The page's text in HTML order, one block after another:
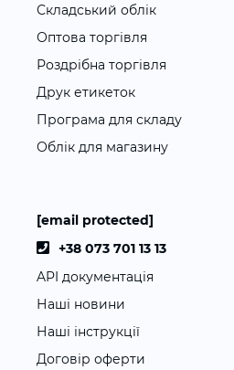
Складський облік
Оптова торгівля
Роздрібна торгівля
Друк етикеток
Програма для складу
Облік для магазину
[email protected]
+38 073 701 13 13
API документація
Наші новини
Наші інструкції
Договір оферти